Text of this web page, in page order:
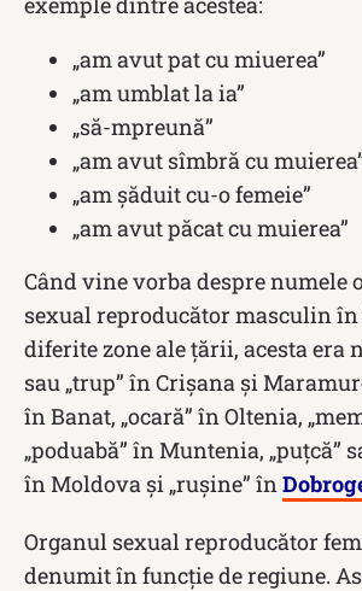
„am avut pat cu miuerea”
„am umblat la ia”
„să-mpreună”
„am avut sîmbră cu
„am șăduit cu-o femeie”
„am avut păcat cu muierea”
Când vine vorba despre numele
sexual reproducător masculin
diferite zone ale țării, acesta era
sau „trup” în Crișana și
în Banat, „ocară” în Oltenia,
„poduabă” în Muntenia, „puțcă”
în Moldova și „rușine” în
Organul sexual reproducător
denumit în funcție de regiune.